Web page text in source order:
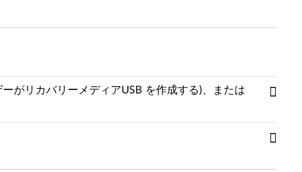
がリカバリーメディアUSB を作成する)、または